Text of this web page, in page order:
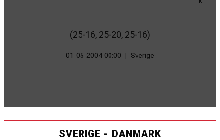
(25-16, 25-20, 25-16)
01-05-2004 00:00 Sverige
SVERIGE - DANMARK